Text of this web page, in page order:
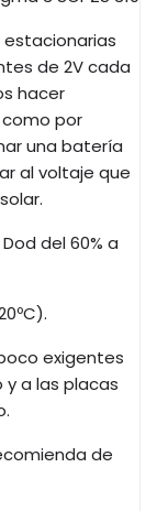
estacionarias
de 2Vcada
hacer
por
una batería
al voltaje que
del 60% a
exigentes
a las placas
de